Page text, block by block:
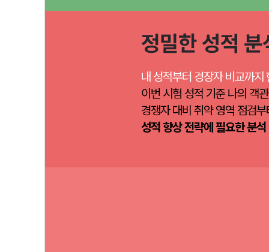
정밀한 성적
내 성적부터 경장자 비교까지
이번 시험 성적 기준 나의 객
경쟁자 대비 취약 영역 점검
성적 향상 전략에 필요한 분석